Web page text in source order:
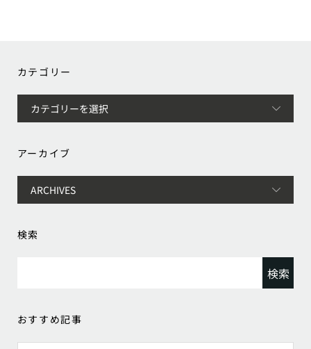
カテゴリー
アーカイブ
検索
おすすめ記事